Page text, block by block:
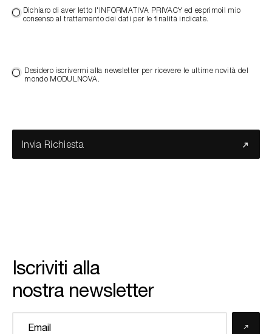
Dichiaro di aver letto l'INFORMATIVA PRIVACY ed esprimoil mio
consenso al trattamento dei dati per le finalità indicate.
Desidero iscrivermi alla newsletter per ricevere le ultime novità del
mondo MODULNOVA.
Invia Richiesta
Iscriviti alla
nostra newsletter